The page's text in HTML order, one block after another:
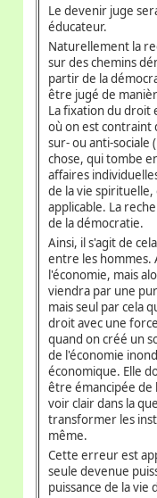
Le devenir juge
éducateur.
Naturellement la
sur des chemins
partir de la
être jugé de
La fixation du droit
où on est contraint
sur- ou anti-sociale
chose, qui tombe
affaires
de la vie
applicable. La
de la démocratie.
Ainsi, il s'agit de
entre les hommes.
l'économie, mais
viendra par une
mais seul par cela
droit avec une
quand on créé un
de l'économie
économique. Elle
être émancipée
voir clair dans la
transformer les
même.
Cette erreur est
seule devenue
puissance de la vie